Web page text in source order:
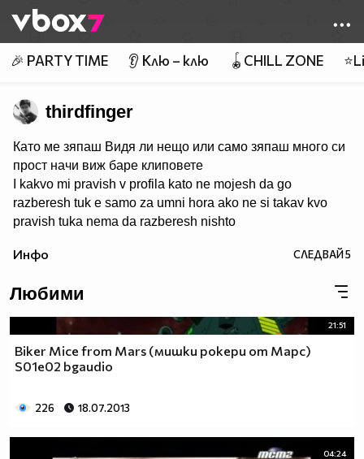
👾
🎉 PARTY TIME 👂 Клю – клю 🪀CHILL ZONE
thirdfinger
Като ме зяпаш Видя ли нещо или само зяпаш много си
прост начи виж баре клиповете
I kakvo mi pravish v profila kato ne mojesh da go
razberesh tuk e samo za umni hora ako ne si takav kvo
pravish tuka nema da razberesh nishto
Инфо СЛЕДВАЙ5
Любими
21:51
Biker Mice from Mars (мишки рокери от Марс)
S01e02 bgaudio
226 18.07.2013
04:24